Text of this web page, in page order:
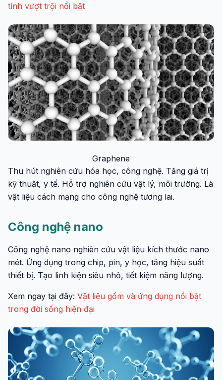
tính vượt trội nổi bật
Graphene
Thu hút nghiên cứu hóa học, công nghệ. Tăng giá trị
kỹ thuật, y tế. Hỗ trợ nghiên cứu vật lý, môi trường. Là
vật liệu cách mạng cho công nghệ tương lai.
Công nghệ nano
Công nghệ nano nghiên cứu vật liệu kích thước nano
mét. Ứng dụng trong chip, pin, y học, tăng hiệu suất
thiết bị. Tạo linh kiện siêu nhỏ, tiết kiệm năng lượng.
Xem ngay tại đây: Vật liệu gốm và ứng dụng nổi bật
trong đời sống hiện đại